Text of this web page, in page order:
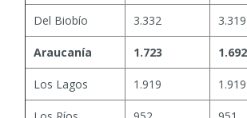
Del Biobío 3.332 3.319
Araucanía 1.723 1.692
Los Lagos 1.919 1.919